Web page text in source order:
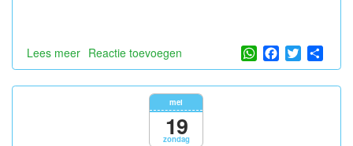
Lees meer over
De
auto
Reactie toevoegen WhatsApp
Facebook
Twitter
zondag
mei
19